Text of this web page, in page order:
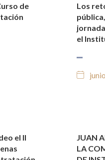
de
Los
el
el II
JUAN
LA